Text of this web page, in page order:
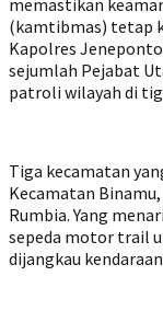
memastikan
(kamtibmas) tetap
Kapolres Jeneponto
sejumlah Pejabat
patroli wilayah di
Tiga kecamatan
Kecamatan
Rumbia. Yang
sepeda motor trail
dijangkau